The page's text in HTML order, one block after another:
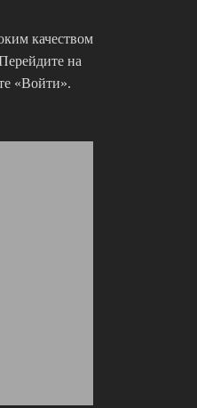
качеством
на
«Войти».